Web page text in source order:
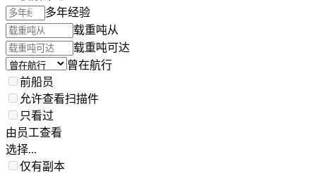
多年经验
载重吨从
载重吨可达
曾在航行
前船员
允许查看扫描件
只看过
由员工查看
选择...
仅有副本